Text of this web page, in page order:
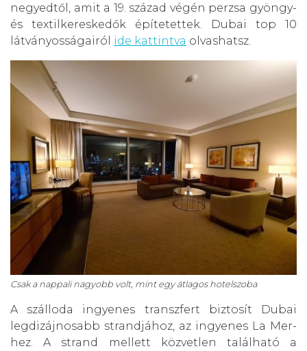
negyedtől, amit a 19. század végén perzsa gyöngy-
és textilkereskedők építetettek. Dubai top 10
látványosságairól ide kattintva olvashatsz.
Csak a nappali nagyobb volt, mint egy átlagos hotelszoba
A szálloda ingyenes transzfert biztosít Dubai
legdizájnosabb strandjához, az ingyenes La Mer-
hez. A strand mellett közvetlen található a